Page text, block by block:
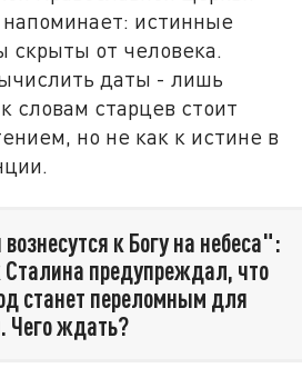
истинные
скрыты от человека.
даты - лишь
словам старцев стоит
но не как к истине в
к Богу на небеса":
Сталина предупреждал, что
станет переломным для
Чего ждать?